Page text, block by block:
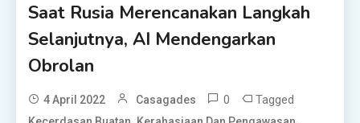
Saat Rusia Merencanakan Langkah
Selanjutnya, AI Mendengarkan
Obrolan
4 April 2022 Casagades 0 Tagged